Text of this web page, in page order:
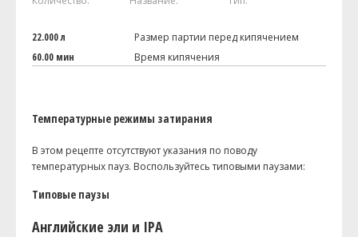
22.000 л
Размер партии перед кипячением
60.00 мин
Время кипячения
Температурные режимы затирания
В этом рецепте отсутствуют указания по поводу
температурных пауз. Воспользуйтесь типовыми паузами:
Типовые паузы
Английские эли и IPA